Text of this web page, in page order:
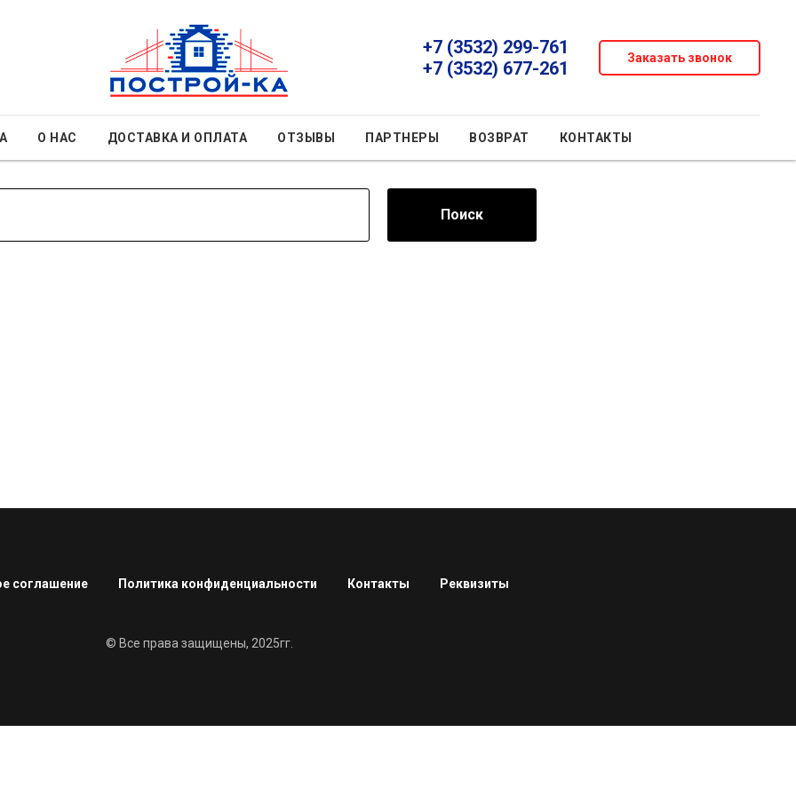
+7 (3532) 299-761
+7 (3532) 677-261
Заказать звонок
О НАС ДОСТАВКА И ОПЛАТА ОТЗЫВЫ ПАРТНЕРЫ ВОЗВРАТ КОНТАКТЫ
Поиск
соглашение Политика конфиденциальности Контакты Реквизиты
© Все права защищены, 2025гг.